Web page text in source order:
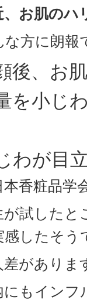
、お肌のハ
な方に朗報
後、お
を小じ
わが目
本香粧品学
が試したと
感したそう
差がありま
にもインフ